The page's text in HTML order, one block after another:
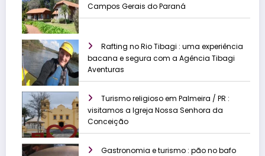
Campos Gerais do Paraná
Rafting no Rio Tibagi : uma experiência
bacana e segura com a Agência Tibagi
Aventuras
Turismo religioso em Palmeira / PR :
visitamos a Igreja Nossa Senhora da
Conceição
Gastronomia e turismo : pão no bafo